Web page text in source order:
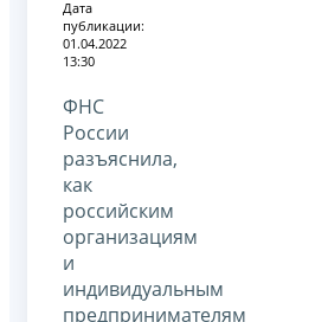
Дата
публикации:
01.04.2022
13:30
ФНС
России
разъяснила,
как
российским
организациям
и
индивидуальным
предпринимателям